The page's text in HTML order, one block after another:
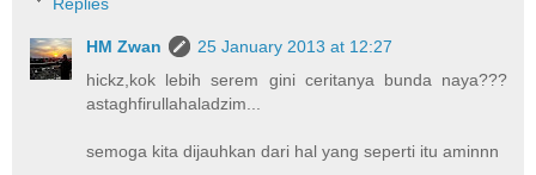
HM Zwan
25 January 2013 at 12:27
hickz,kok lebih serem gini ceritanya bunda naya???
astaghfirullahaladzim...
semoga kita dijauhkan dari hal yang seperti itu aminnn